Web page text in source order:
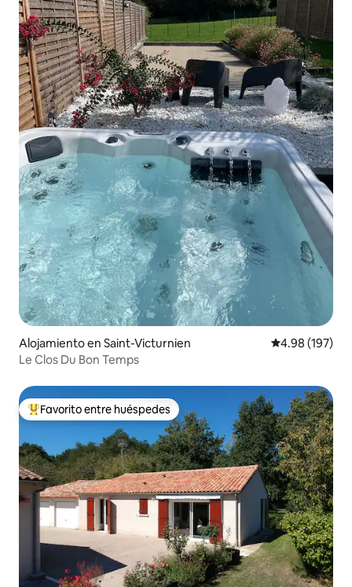
Alojamiento en Saint-Victurnien Calificación
4.98 (197)
Le Clos Du Bon Temps
Favorito entre huéspedes preferido
Favorito entre huéspedes